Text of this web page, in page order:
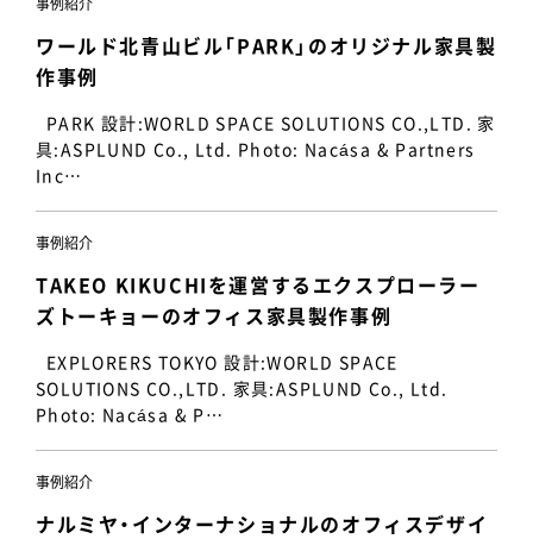
ワールド北青山ビル「PARK」のオリジナル家具製
作事例
PARK 設計:WORLD SPACE SOLUTIONS CO.,LTD. 家
具:ASPLUND Co., Ltd. Photo: Nacása & Partners
Inc…
事例紹介
TAKEO KIKUCHIを運営するエクスプローラー
ズトーキョーのオフィス家具製作事例
EXPLORERS TOKYO 設計:WORLD SPACE
SOLUTIONS CO.,LTD. 家具:ASPLUND Co., Ltd.
Photo: Nacása & P…
事例紹介
ナルミヤ・インターナショナルのオフィスデザイ